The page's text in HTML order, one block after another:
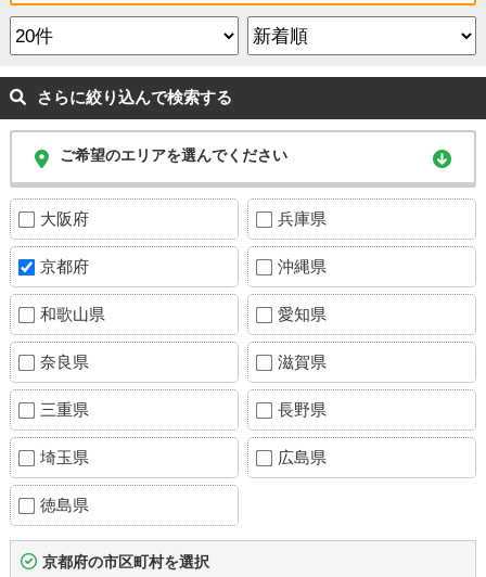
さらに絞り込んで検索する
ご希望のエリアを選んでください
大阪府 兵庫県
京都府 沖縄県
和歌山県 愛知県
奈良県 滋賀県
三重県 長野県
埼玉県 広島県
徳島県
京都府の市区町村を選択